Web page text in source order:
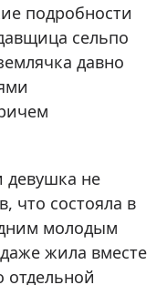
подробности
сельпо
давно
девушка не
что состояла в
молодым
жила вместе
отдельной